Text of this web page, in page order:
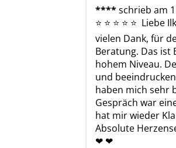
****schrieb am
⭐ ️⭐ ️⭐ ️⭐ ️⭐ ️ Liebe
vielen Dank, für
Beratung. Das ist
hohem Niveau.
und
haben mich sehr
Gespräch war
hat mir wieder
Absolute
❤ ️❤ ️